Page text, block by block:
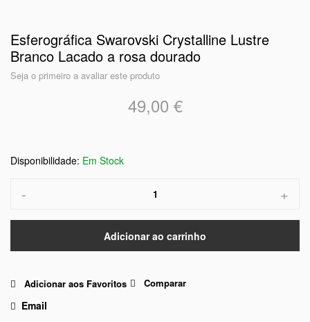
Esferográfica Swarovski Crystalline Lustre
Branco Lacado a rosa dourado
Seja o primeiro a avaliar este produto
49,00 €
Em Stock
- +
Adicionar ao carrinho
Adicionar aos Favoritos Comparar
Email